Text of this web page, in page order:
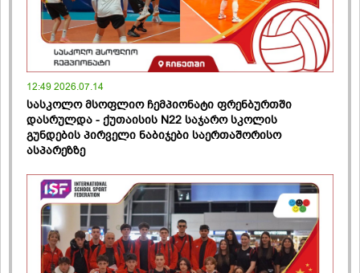
12:49 2026.07.14
სასკოლო მსოფლიო ჩემპიონატი ფრენბურთში
დასრულდა - ქუთაისის N22 საჯარო სკოლის
გუნდების პირველი ნაბიჯები საერთაშორისო
ასპარეზზე